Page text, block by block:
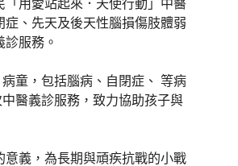
「用愛站起來．天使行動」中醫
症、先天及後天性腦損傷肢體弱
服務。
童，包括腦病、自閉症、 等病
醫義診服務，致力協助孩子與
意義，為長期與頑疾抗戰的小戰